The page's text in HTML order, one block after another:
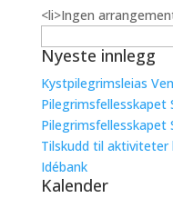
<li>Ingen
etter:
Nyeste innlegg
Kystpilegrimsleias
Pilegrimsfellesskapet
Pilegrimsfellesskapet
Tilskudd til aktiviteter
Idébank
Kalender